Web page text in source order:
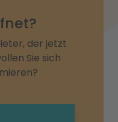
der jetzt
Sie sich